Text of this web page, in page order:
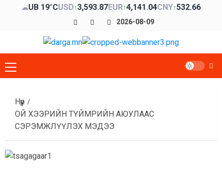
☁UB 19°CUSD↑3,593.87EUR↑4,141.04CNY↑532.66
Facebook
x Youtube
2026-08-09
Primary
Menu
Нүүр
ОЙ ХЭЭРИЙН ТҮЙМРИЙН АЮУЛААС
СЭРЭМЖЛҮҮЛЭХ МЭДЭЭ